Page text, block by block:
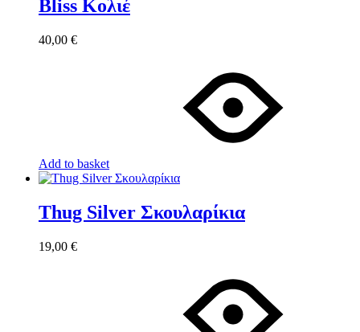
Bliss Κολιέ
40,00 €
Add to basket
Thug Silver Σκουλαρίκια
19,00 €